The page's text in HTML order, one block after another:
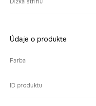
Údaje o produkte
Farba
ID produktu